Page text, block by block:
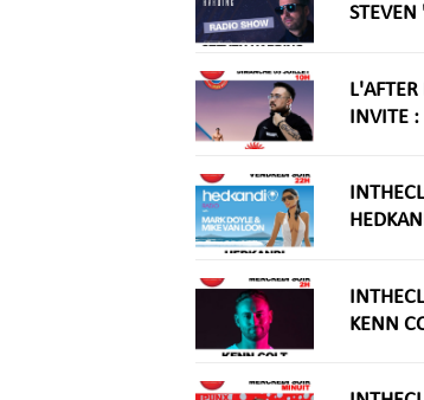
STEVEN
INVITE
KENN